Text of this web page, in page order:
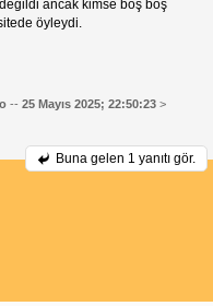
ancak kimse boş boş
öyleydi.
-- 25 Mayıs 2025; 22:50:23 >
Buna gelen 1 yanıtı gör.